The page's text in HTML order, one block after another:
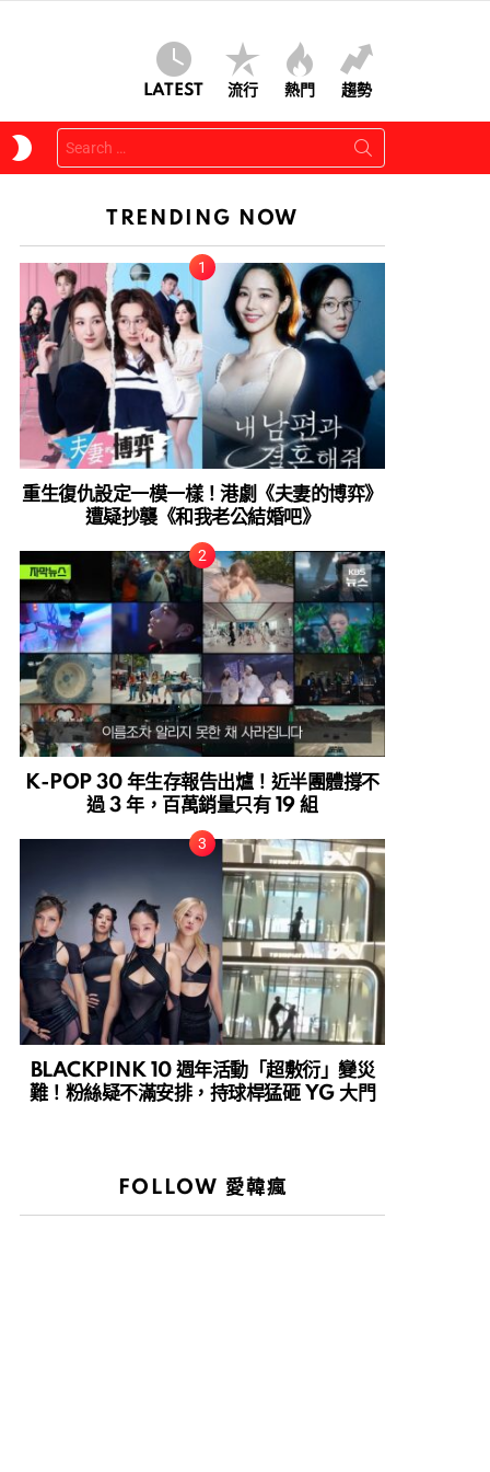
LATEST 流行 熱門 趨勢
SKIN
Search
for:
TRENDING NOW
重生復仇設定一模一樣！港劇《夫妻的博弈》
遭疑抄襲《和我老公結婚吧》
K-POP 30 年生存報告出爐！近半團體撐不
過 3 年，百萬銷量只有 19 組
BLACKPINK 10 週年活動「超敷衍」變災
難！粉絲疑不滿安排，持球桿猛砸 YG 大門
FOLLOW 愛韓瘋